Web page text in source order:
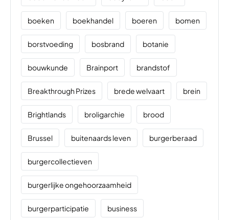
boeken boekhandel boeren bomen
borstvoeding bosbrand botanie
bouwkunde Brainport brandstof
Breakthrough Prizes brede welvaart brein
Brightlands broligarchie brood
Brussel buitenaards leven burgerberaad
burgercollectieven
burgerlijke ongehoorzaamheid
burgerparticipatie business